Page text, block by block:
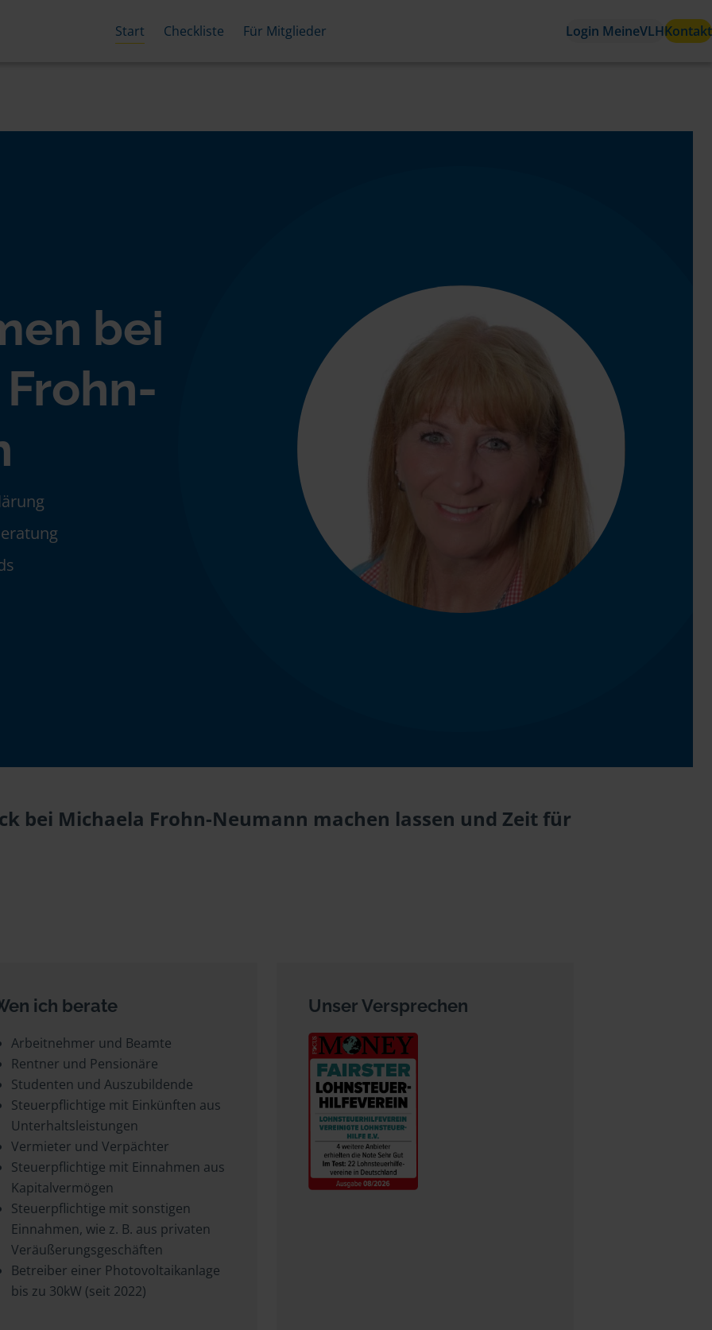
Start Checkliste Für Mitglieder Login MeineVLHKontakt
bei
bei Michaela Frohn-Neumann machen lassen und Zeit für
ich berate
Arbeitnehmer und Beamte
Rentner und Pensionäre
Studenten und Auszubildende
Steuerpflichtige mit Einkünften aus
Unterhaltsleistungen
Vermieter und Verpächter
Steuerpflichtige mit Einnahmen aus
Kapitalvermögen
Steuerpflichtige mit sonstigen
Einnahmen, wie z. B. aus privaten
Veräußerungsgeschäften
Betreiber einer Photovoltaikanlage
bis zu 30kW (seit 2022)
Unser Versprechen